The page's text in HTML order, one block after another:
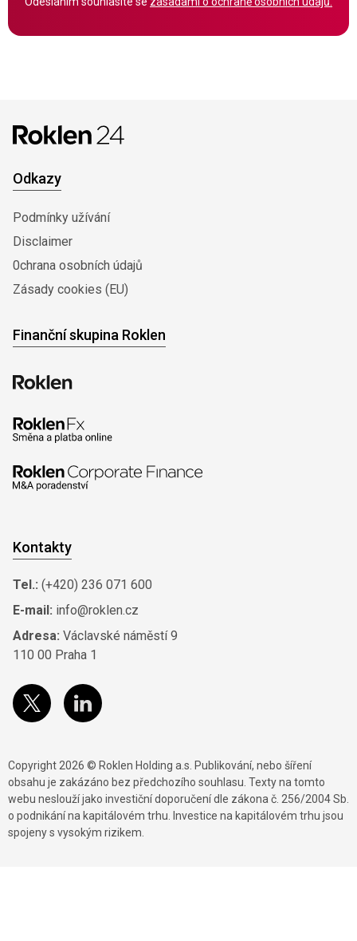
Odkazy
Podmínky užívání
Disclaimer
0chrana osobních údajů
Zásady cookies (EU)
Finanční skupina Roklen
Kontakty
Tel.: (+420) 236 071 600
E-mail: info@roklen.cz
Adresa: Václavské náměstí 9
110 00 Praha 1
Copyright 2026 © Roklen Holding a.s. Publikování, nebo šíření
obsahu je zakázáno bez předchozího souhlasu. Texty na tomto
webu neslouží jako investiční doporučení dle zákona č. 256/2004 Sb.
o podnikání na kapitálovém trhu. Investice na kapitálovém trhu jsou
spojeny s vysokým rizikem.